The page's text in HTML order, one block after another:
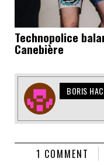
Technopolice
Canebière
BORIS
1 COMMENT